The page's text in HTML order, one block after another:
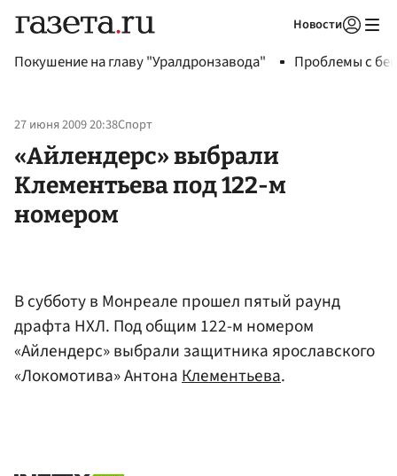
Новости
Покушение на главу "Уралдронзавода" Проблемы с
27 июня 2009 20:38Спорт
«Айлендерс» выбрали
Клементьева под 122-м
номером
В субботу в Монреале прошел пятый раунд
драфта НХЛ. Под общим 122-м номером
«Айлендерс» выбрали защитника ярославского
«Локомотива» АнтонаКлементьева.